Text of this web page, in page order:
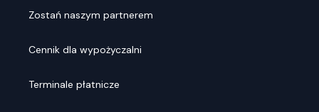
Zostań naszym partnerem
Cennik dla wypożyczalni
Terminale płatnicze